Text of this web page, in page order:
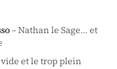
– Nathan le Sage… et
vide et le trop plein